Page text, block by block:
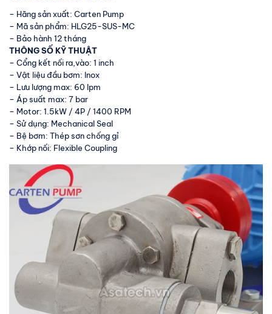
– Hãng sản xuất: Carten Pump
– Mã sản phẩm: HLG25-SUS-MC
– Bảo hành 12 tháng
THÔNG SỐ KỸ THUẬT
– Cổng kết nối ra,vào: 1 inch
– Vật liệu đầu bơm: Inox
– Lưu lượng max: 60 lpm
– Áp suất max: 7 bar
– Motor: 1.5kW / 4P / 1400 RPM
– Sử dụng: Mechanical Seal
– Bệ bơm: Thép sơn chống gỉ
– Khớp nối: Flexible Coupling